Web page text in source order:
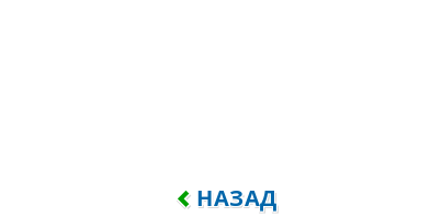
ПРЕДЫДУЩИЙ:
НАЗАД